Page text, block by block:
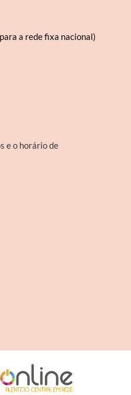
a rede fixa nacional)
e o horário de